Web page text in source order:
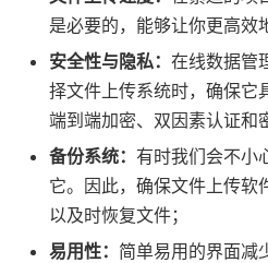
是必要的，能够让你更高效
安全性与隐私： 在线数据管
择文件上传系统时，确保它
端到端加密、双因素认证和
备份系统： 有时我们会不小
它。因此，确保文件上传软
以及时恢复文件；
易用性： 简单易用的界面减